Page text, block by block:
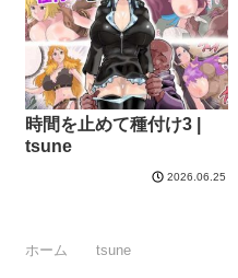
時間を止めて種付け3 |
tsune
2026.06.25
ホーム tsune